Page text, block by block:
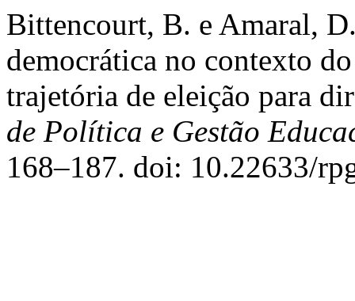
Bittencourt, B. e Amaral,
democrática no contexto
trajetória de eleição para
de Política e Gestão
168–187. doi: 10.22633/